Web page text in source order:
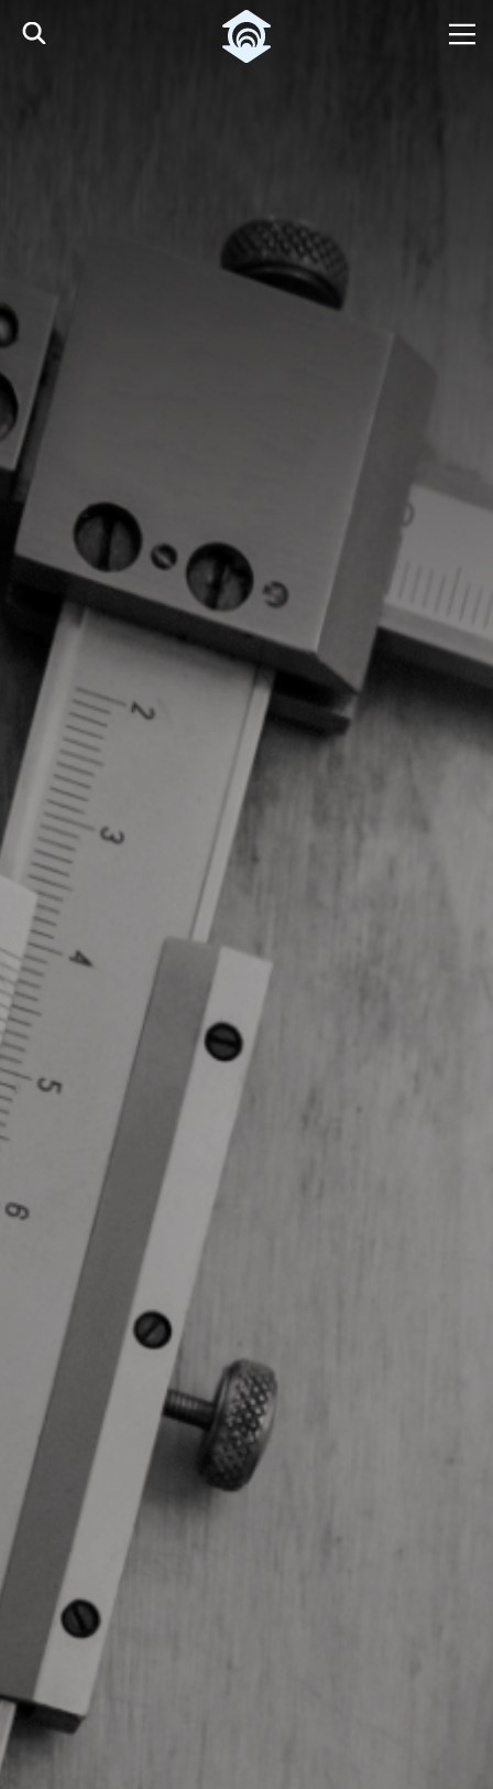
Pular para o Conteúdo principal